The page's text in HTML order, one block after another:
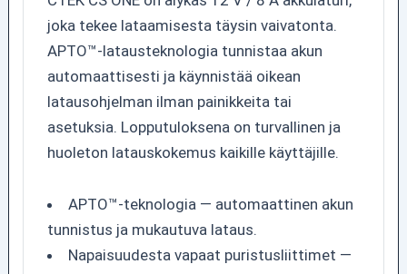
joka tekee lataamisesta täysin vaivatonta.
APTO™-latausteknologia tunnistaa akun
automaattisesti ja käynnistää oikean
latausohjelman ilman painikkeita tai
asetuksia. Lopputuloksena on turvallinen ja
huoleton latauskokemus kaikille käyttäjille.
APTO™-teknologia — automaattinen akun
tunnistus ja mukautuva lataus.
Napaisuudesta vapaat puristusliittimet —